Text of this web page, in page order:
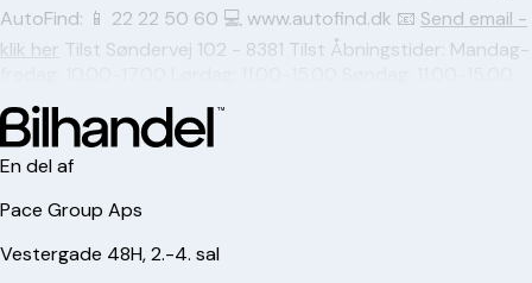
AutoFind: 📱 22 22 50 60 💻 www.autofind.dk 📧 Send email -
klik her Tilst Søndervej 102 - 8381 Tilst Åbningstider: Mandag-
En del af
Pace Group Aps
Vestergade 48H, 2.-4. sal